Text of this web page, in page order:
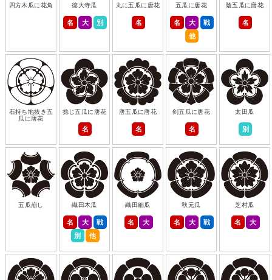
四方木瓜に花角 徳大寺瓜
名 大 別
丸に五瓜に唐花
名
五瓜に唐花
名 大
戦
他
陰五瓜に唐花
名
石持ち地抜き五
瓜に唐花
捻じ五瓜に唐花
名
唐五瓜に唐花
名
剣五瓜に唐花
名
太田瓜
別
五瓜崩し 織田木瓜
名 大
戦
別
他
織田細瓜
名 大
秋元瓜
名 大 戦
芝村瓜
名 大